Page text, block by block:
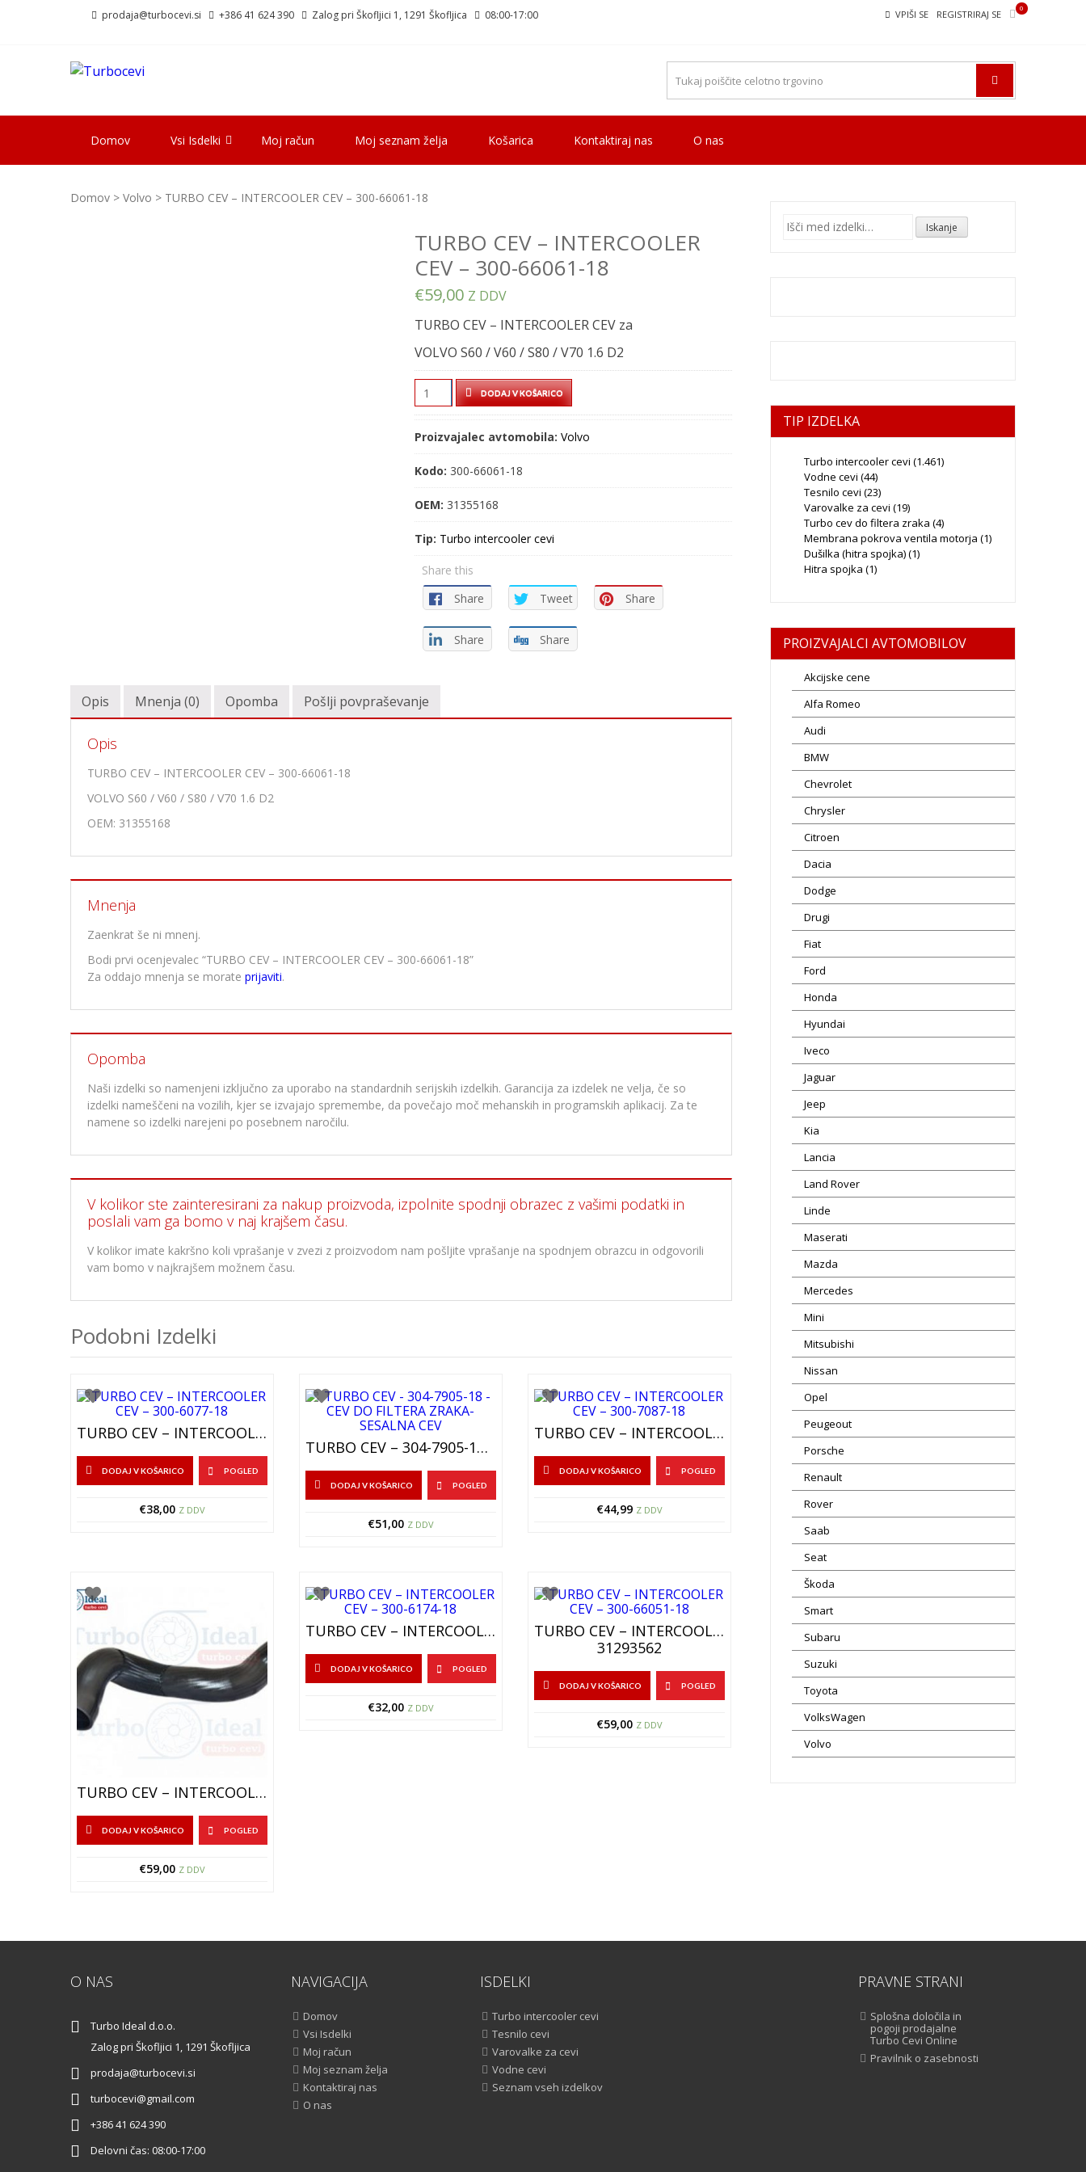
prodaja@turbocevi.si +386 41 624 390 Zalog pri Škofljici 1, 1291 Škofljica 08:00-17:00 VPIŠI SE REGISTRIRAJ SE
0
Domov Vsi Isdelki Moj račun Moj seznam želja Košarica Kontaktiraj nas O nas
Domov > Volvo > TURBO CEV – INTERCOOLER CEV – 300-66061-18
TURBO CEV – INTERCOOLER
CEV – 300-66061-18
€59,00 Z DDV
TURBO CEV – INTERCOOLER CEV za
VOLVO S60 / V60 / S80 / V70 1.6 D2
TURBO
CEV
INTERCOOLER
CEV
–
300-
66061-
18
quantity
DODAJ V KOŠARICO
Proizvajalec avtomobila: Volvo
Kodo: 300-66061-18
OEM: 31355168
Tip: Turbo intercooler cevi
Share this
Share
Tweet Share
Share Share
Opis Mnenja (0) Opomba Pošlji povpraševanje
Opis
TURBO CEV – INTERCOOLER CEV – 300-66061-18
VOLVO S60 / V60 / S80 / V70 1.6 D2
OEM: 31355168
Mnenja
Zaenkrat še ni mnenj.
Bodi prvi ocenjevalec “TURBO CEV – INTERCOOLER CEV – 300-66061-18”
Za oddajo mnenja se morate prijaviti.
Opomba
Naši izdelki so namenjeni izključno za uporabo na standardnih serijskih izdelkih. Garancija za izdelek ne velja, če so
izdelki nameščeni na vozilih, kjer se izvajajo spremembe, da povečajo moč mehanskih in programskih aplikacij. Za te
namene so izdelki narejeni po posebnem naročilu.
V kolikor ste zainteresirani za nakup proizvoda, izpolnite spodnji obrazec z vašimi podatki in
poslali vam ga bomo v naj krajšem času.
V kolikor imate kakršno koli vprašanje v zvezi z proizvodom nam pošljite vprašanje na spodnjem obrazcu in odgovorili
vam bomo v najkrajšem možnem času.
Podobni Izdelki
TURBO CEV – INTERCOOLER CEV – 300-6077-18
DODAJ V KOŠARICO POGLED
€38,00 Z DDV
TURBO CEV – 304-7905-18 – CEV DO FILTERA ZRAKA-SESALNA CEV
DODAJ V KOŠARICO POGLED
€51,00 Z DDV
TURBO CEV – INTERCOOLER CEV – 300-7087-18
DODAJ V KOŠARICO POGLED
€44,99 Z DDV
TURBO CEV – INTERCOOLER CEV – 300-6604-18
DODAJ V KOŠARICO POGLED
€59,00 Z DDV
TURBO CEV – INTERCOOLER CEV – 300-6174-18
DODAJ V KOŠARICO POGLED
€32,00 Z DDV
TURBO CEV – INTERCOOLER CEV – 300-66051-18
31293562
DODAJ V KOŠARICO POGLED
€59,00 Z DDV
Išči: Iskanje
TIP IZDELKA
Turbo intercooler cevi (1.461)
Vodne cevi (44)
Tesnilo cevi (23)
Varovalke za cevi (19)
Turbo cev do filtera zraka (4)
Membrana pokrova ventila motorja (1)
Dušilka (hitra spojka)(1)
Hitra spojka (1)
PROIZVAJALCI AVTOMOBILOV
Akcijske cene
Alfa Romeo
Audi
BMW
Chevrolet
Chrysler
Citroen
Dacia
Dodge
Drugi
Fiat
Ford
Honda
Hyundai
Iveco
Jaguar
Jeep
Kia
Lancia
Land Rover
Linde
Maserati
Mazda
Mercedes
Mini
Mitsubishi
Nissan
Opel
Peugeout
Porsche
Renault
Rover
Saab
Seat
Škoda
Smart
Subaru
Suzuki
Toyota
VolksWagen
Volvo
O NAS
Turbo Ideal d.o.o.
Zalog pri Škofljici 1, 1291 Škofljica
prodaja@turbocevi.si
turbocevi@gmail.com
+386 41 624 390
Delovni čas: 08:00-17:00
NAVIGACIJA
Domov
Vsi Isdelki
Moj račun
Moj seznam želja
Kontaktiraj nas
O nas
ISDELKI
Turbo intercooler cevi
Tesnilo cevi
Varovalke za cevi
Vodne cevi
Seznam vseh izdelkov
PRAVNE STRANI
Splošna določila in
pogoji prodajalne
Turbo Cevi Online
Pravilnik o zasebnosti